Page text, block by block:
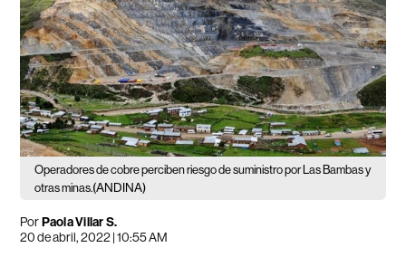
Operadores de cobre perciben riesgo de suministro por Las Bambas y
otras minas.(ANDINA)
PorPaola Villar S.
20 de abril, 2022 | 10:55 AM